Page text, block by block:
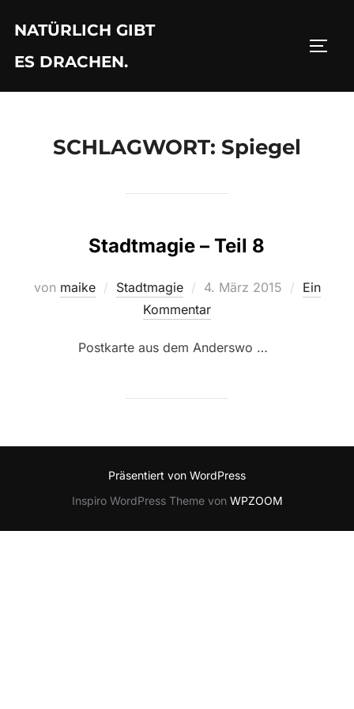
Inhalten
springen
NATÜRLICH GIBT
ES DRACHEN.
SCHLAGWORT: Spiegel
Stadtmagie – Teil 8
von maike Stadtmagie
Veröffentlicht
am
4. März 2015
Ein
Kommentar
Postkarte aus dem Anderswo …
Präsentiert von WordPress
Inspiro WordPress Theme von WPZOOM